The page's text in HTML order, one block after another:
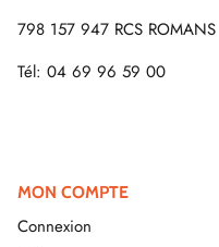
798 157 947 RCS ROMANS
Tél: 04 69 96 59 00
MON COMPTE
Connexion